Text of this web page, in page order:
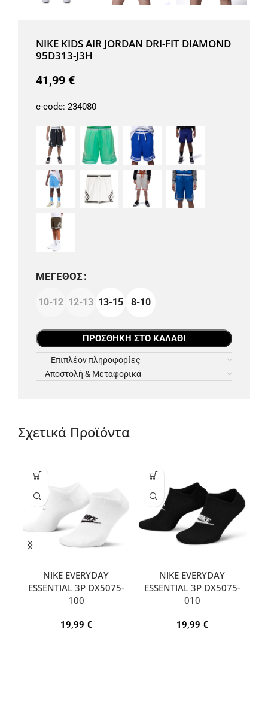
NIKE KIDS AIR JORDAN DRI-FIT DIAMOND
95D313-J3H
41,99 €
e-code: 234080
ΜΈΓΕΘΟΣ
10-12 12-13 13-15 8-10
ΠΡΟΣΘΉΚΗ ΣΤΟ ΚΑΛΆΘΙ
Επιπλέον πληροφορίες
Αποστολή & Μεταφορικά
Σχετικά Προϊόντα
NIKE EVERYDAY
ESSENTIAL 3P DX5075-
100
19,99 €
NIKE EVERYDAY
ESSENTIAL 3P DX5075-
010
19,99 €